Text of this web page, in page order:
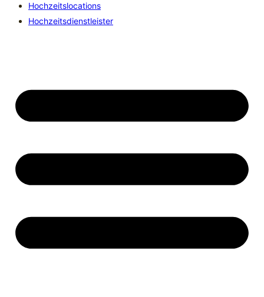
Hochzeitslocations
Hochzeitsdienstleister